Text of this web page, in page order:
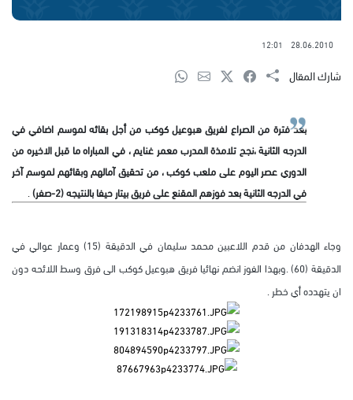
28.06.2010
12:01
شارك المقال
بعد فترة من الصراع لفريق هبوعيل كوكب من أجل بقائه لموسم اضافي في
الدرجه الثانية ،نجح تلامذة المدرب معمر غنايم ، في المباراه ما قبل الاخيره من
الدوري عصر اليوم على ملعب كوكب ، من تحقيق آمالهم وبقائهم لموسم آخر
في الدرجه الثانية بعد فوزهم المقنع على فريق بيتار حيفا بالنتيجه (2-صفر)
.
وجاء الهدفان من قدم اللاعبين محمد سليمان في الدقيقة (15) وعمار عوالي في
الدقيقة (60) .وبهذا الفوز انضم نهائيا فريق هبوعيل كوكب الى فرق وسط اللائحه دون
ان يتهدده أي خطر .